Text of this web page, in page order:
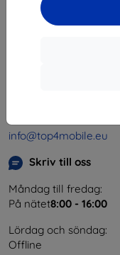
Shield-SK s.r.o.
info@top4mobile.eu
Skriv till oss
Måndag till fredag:
På nätet8:00 - 16:00
Lördag och söndag:
Offline